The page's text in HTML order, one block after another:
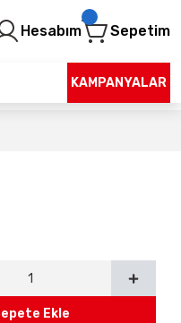
Hesabım Sepetim
KAMPANYALAR
Ekle